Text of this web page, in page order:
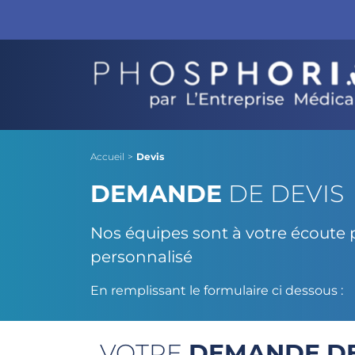
Accueil > Devis
DEMANDE DE DEVIS
Nos équipes sont à votre écoute
personnalisé
En remplissant le formulaire ci dessous :